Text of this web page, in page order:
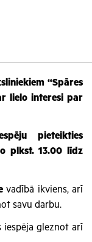
“Spāres
lielo interesi par
pieteikties
plkst. 13.00 līdz
vadībā ikviens, arī
savu darbu.
iespēja gleznot arī